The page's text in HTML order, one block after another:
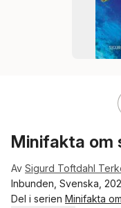
Minifakta om
Av Sigurd Toftdahl
Inbunden, Svenska,
Del i serien Minifakta